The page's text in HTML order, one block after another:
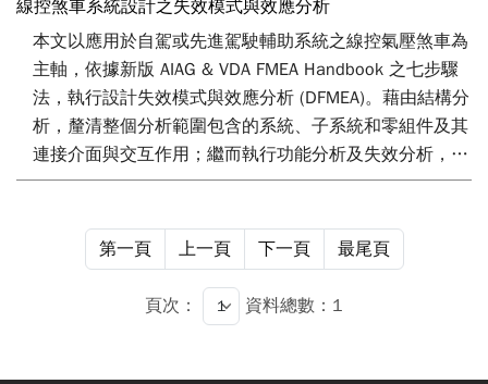
線控煞車系統設計之失效模式與效應分析
本文以應用於自駕或先進駕駛輔助系統之線控氣壓煞車為
主軸，依據新版 AIAG & VDA FMEA Handbook 之七步驟
法，執行設計失效模式與效應分析 (DFMEA)。藉由結構分
析，釐清整個分析範圍包含的系統、子系統和零組件及其
連接介面與交互作用；繼而執行功能分析及失效分析，以
識別其彼此間之功能關連性及失效關連性。根據風險分析
件規格，以優化失效預防措施；並藉由實驗室測試、台架
驗證及實車驗證，以優化失效探測措施。經由 DFMEA 完
整分析與優化措施，有效降低線控氣壓煞車系統設計之技
術風險，並提升安全性與可靠度。
第一頁 上一頁 下一頁 最尾頁
頁次： 資料總數：1